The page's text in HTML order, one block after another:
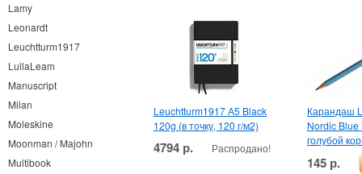
Lamy
Leonardt
Leuchtturm1917
LullaLeam
Manuscript
Milan
Moleskine
Moonman / Majohn
Multibook
Leuchtturm1917 А5 Black
120g (в точку, 120 г/м2)
4794 р. Распродано!
Карандаш
Nordic
голубой
145 р.